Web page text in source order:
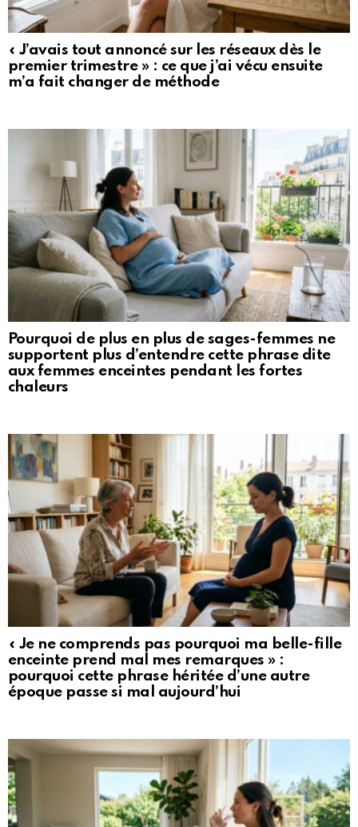
« J’avais tout annoncé sur les réseaux dès le
premier trimestre » : ce que j’ai vécu ensuite
m’a fait changer de méthode
Pourquoi de plus en plus de sages-femmes ne
supportent plus d’entendre cette phrase dite
aux femmes enceintes pendant les fortes
chaleurs
« Je ne comprends pas pourquoi ma belle-fille
enceinte prend mal mes remarques » :
pourquoi cette phrase héritée d’une autre
époque passe si mal aujourd’hui